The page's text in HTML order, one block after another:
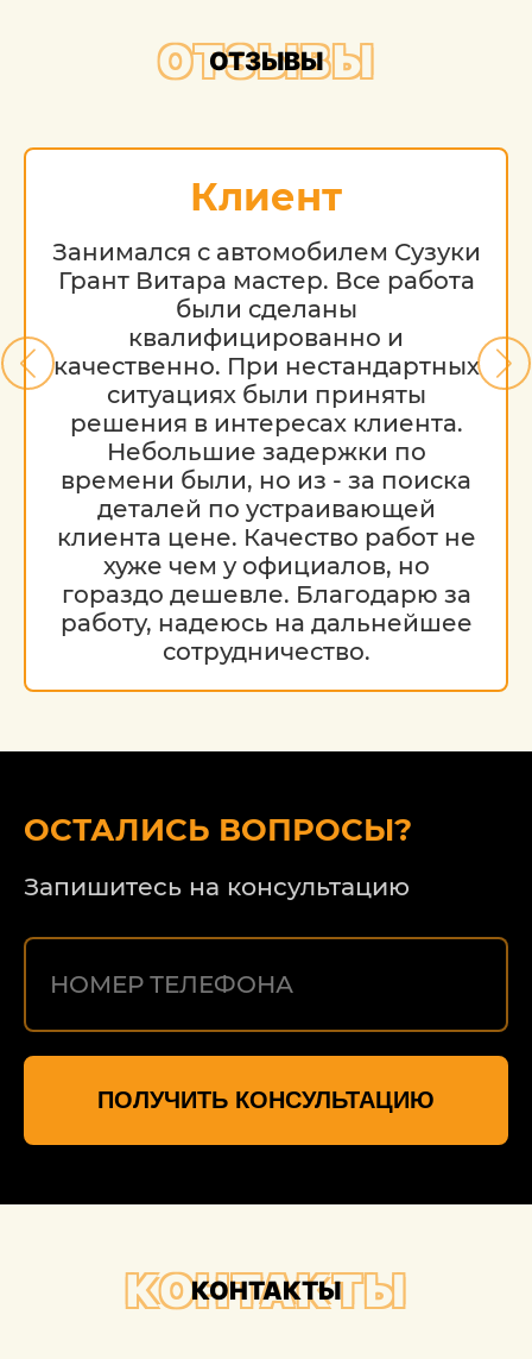
ОТЗЫВЫ
ОТЗЫВЫ
Клиент
Занимался с автомобилем Сузуки
Грант Витара мастер. Все работа
были сделаны
квалифицированно и
качественно. При нестандартных
ситуациях были приняты
решения в интересах клиента.
Небольшие задержки по
времени были, но из - за поиска
деталей по устраивающей
клиента цене. Качество работ не
хуже чем у официалов, но
гораздо дешевле. Благодарю за
работу, надеюсь на дальнейшее
сотрудничество.
ОСТАЛИСЬ ВОПРОСЫ?
Запишитесь на консультацию
ПОЛУЧИТЬ КОНСУЛЬТАЦИЮ
КОНТАКТЫ
КОНТАКТЫ